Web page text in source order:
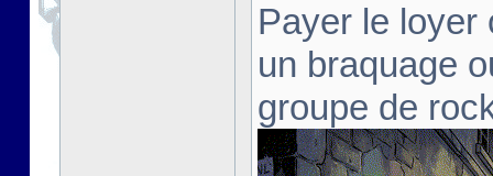
Payer le loyer
un braquage
groupe de